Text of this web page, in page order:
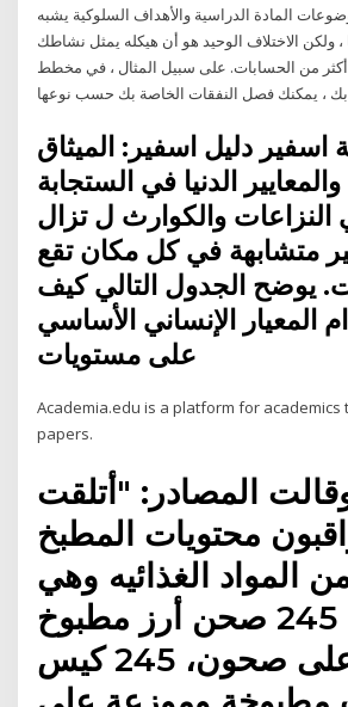
المادة الدراسية والأهداف السلوكية يشبه
، ولكن الاختلاف الوحيد هو أن هيكله يمثل نشاطك
من الحسابات. على سبيل المثال ، في مخطط
، يمكنك فصل النفقات الخاصة بك حسب نوعها
اسفير دليل اسفير: الميثاق
والمعايير الدنيا في الستجابة
النزاعات والكوارث ل تزال
متشابهة في كل مكان تقع
يوضح الجدول التالي كيف
المعيار الإنساني الأساسي
على مستويات
Academia.edu is a platform for academics
papers.
المصادر: "أتلقت
محتويات المطبخ
المواد الغذائيه وهي
عبارة عن 245 صحن أرز مطبوخ
وموزع على صحون، 245 كيس